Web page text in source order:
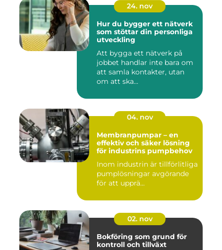
24. nov
Hur du bygger ett nätverk
som stöttar din personliga
utveckling
Att bygga ett nätverk på
jobbet handlar inte bara om
att samla kontakter, utan
om att ska...
04. nov
Membranpumpar – en
effektiv och säker lösning
för industrins pumpbehov
Inom industrin är tillförlitliga
pumplösningar avgörande
för att upprä...
02. nov
Bokföring som grund för
kontroll och tillväxt